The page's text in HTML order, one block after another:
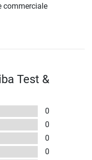
commerciale
Test &
0
0
0
0